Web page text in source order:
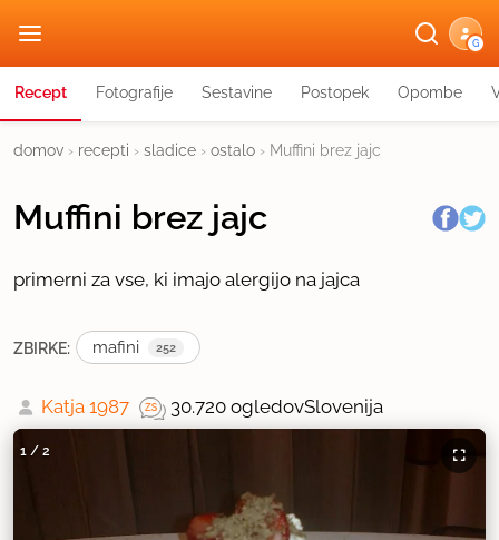
G
Recept Fotografije Sestavine Postopek Opombe
domov › recepti › sladice › ostalo › Muffini brez jajc
Muffini brez jajc
primerni za vse, ki imajo alergijo na jajca
ZBIRKE: mafini 252
Katja 1987 30.720 ogledovSlovenija
1 / 2